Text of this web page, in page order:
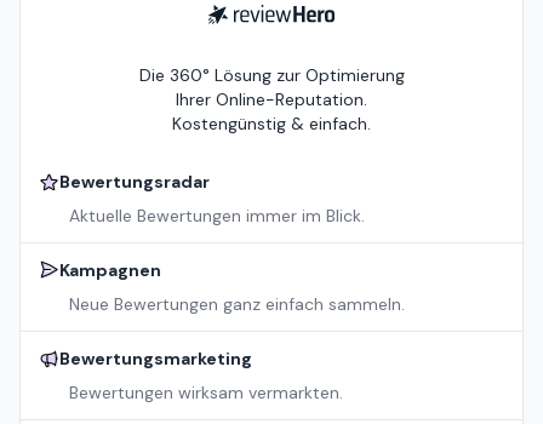
ReviewHero
Die 360° Lösung zur Optimierung
Ihrer Online-Reputation.
Kostengünstig & einfach.
Bewertungsradar
Aktuelle Bewertungen immer im Blick.
Kampagnen
Neue Bewertungen ganz einfach sammeln.
Bewertungsmarketing
Bewertungen wirksam vermarkten.